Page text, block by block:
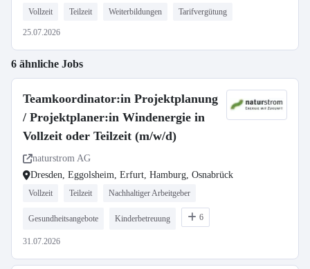
Vollzeit Teilzeit Weiterbildungen Tarifvergütung
25.07.2026
6 ähnliche Jobs
Teamkoordinator:in Projektplanung
/ Projektplaner:in Windenergie in
Vollzeit oder Teilzeit (m/w/d)
naturstrom AG
Dresden, Eggolsheim, Erfurt, Hamburg, Osnabrück
Vollzeit Teilzeit Nachhaltiger Arbeitgeber
Gesundheitsangebote Kinderbetreuung 6
31.07.2026